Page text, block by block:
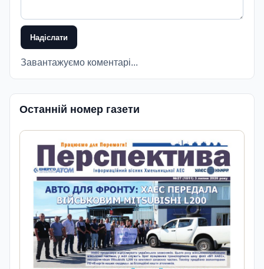
Надіслати
Завантажуємо коментарі...
Останній номер газети